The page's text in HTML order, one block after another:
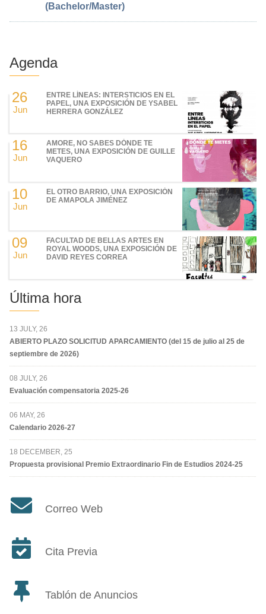
(Bachelor/Master)
Agenda
26
Jun
ENTRE LÍNEAS: INTERSTICIOS EN EL
PAPEL, UNA EXPOSICIÓN DE YSABEL
HERRERA GONZÁLEZ
16
Jun
AMORE, NO SABES DÓNDE TE
METES, UNA EXPOSICIÓN DE GUILLE
VAQUERO
10
Jun
EL OTRO BARRIO, UNA EXPOSICIÓN
DE AMAPOLA JIMÉNEZ
09
Jun
FACULTAD DE BELLAS ARTES EN
ROYAL WOODS, UNA EXPOSICIÓN DE
DAVID REYES CORREA
Última hora
13 JULY, 26
ABIERTO PLAZO SOLICITUD APARCAMIENTO (del 15 de julio al 25 de
septiembre de 2026)
08 JULY, 26
Evaluación compensatoria 2025-26
06 MAY, 26
Calendario 2026-27
18 DECEMBER, 25
Propuesta provisional Premio Extraordinario Fin de Estudios 2024-25
Correo Web
Cita Previa
Tablón de Anuncios